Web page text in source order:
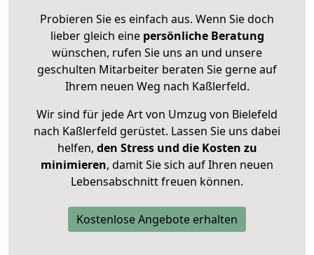
Probieren Sie es einfach aus. Wenn Sie doch
lieber gleich eine persönliche Beratung
wünschen, rufen Sie uns an und unsere
geschulten Mitarbeiter beraten Sie gerne auf
Ihrem neuen Weg nach Kaßlerfeld.
Wir sind für jede Art von Umzug von Bielefeld
nach Kaßlerfeld gerüstet. Lassen Sie uns dabei
helfen, den Stress und die Kosten zu
minimieren, damit Sie sich auf Ihren neuen
Lebensabschnitt freuen können.
Kostenlose Angebote erhalten